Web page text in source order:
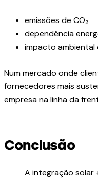
emissões de CO₂
dependência
impacto ambiental
Num mercado onde
fornecedores mais
empresa na linha da
Conclusão
A integração solar